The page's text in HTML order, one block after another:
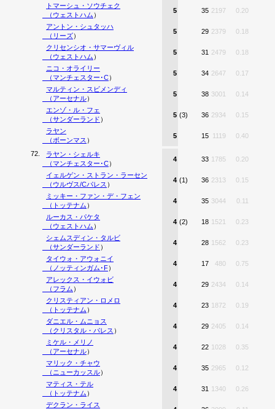
トマーシュ・ソウチェク
（ウェストハム）
5 35 2197 0.20
アントン・シュタッハ
（ リーズ）
5 29 2379 0.18
クリセンシオ・サマーヴィル
（ウェストハム）
5 31 2479 0.18
ニコ・オライリー
（マンチェスター･C）
5 34 2647 0.17
マルティン・スビメンディ
（アーセナル）
5 38 3001 0.14
エンゾ・ル・フェ
（サンダーランド）
5 (3) 36 2934 0.15
ラヤン
（ボーンマス ）
5 15 1119 0.40
72.
ラヤン・シェルキ
（マンチェスター･C）
4 33 1785 0.20
イェルゲン・ストラン・ラーセン
（ウルヴス/Cパレス ）
4 (1) 36 2313 0.15
ミッキー・ファン・デ・フェン
（ トッテナム）
4 35 3044 0.11
ルーカス・パケタ
（ウェストハム）
4 (2) 18 1521 0.23
シェムスディン・タルビ
（サンダーランド）
4 28 1562 0.23
タイウォ・アウォニイ
（ ノッティンガム･F）
4 17 480 0.75
アレックス・イウォビ
（フラム）
4 29 2434 0.14
クリスティアン・ロメロ
（ トッテナム）
4 23 1872 0.19
ダニエル・ムニョス
（クリスタル・パレス ）
4 29 2405 0.14
ミケル・メリノ
（アーセナル）
4 22 1028 0.35
マリック・チャウ
（ ニューカッスル）
4 35 2965 0.12
マティス・テル
（ トッテナム）
4 31 1340 0.26
デクラン・ライス